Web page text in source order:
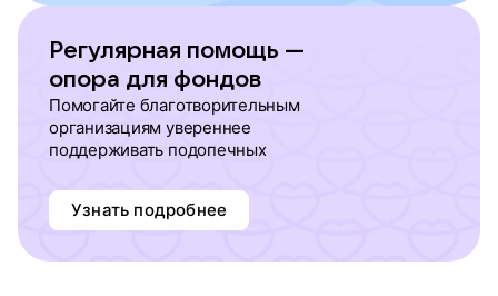
Регулярная помощь —
опора для фондов
Помогайте благотворительным
организациям увереннее
поддерживать подопечных
Узнать подробнее